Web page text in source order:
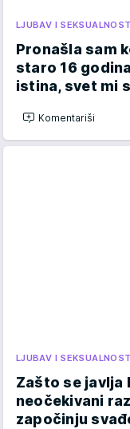
LJUBAV I SEKSUALNOST
Pronašla sam
staro 16
istina, svet mi
Komentariši
LJUBAV I SEKSUALNOST
Zašto se javlja
neočekivani
započinju